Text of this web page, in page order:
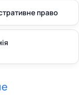
право